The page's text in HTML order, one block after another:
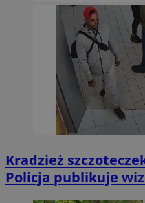
Kradzież
Policja publikuje